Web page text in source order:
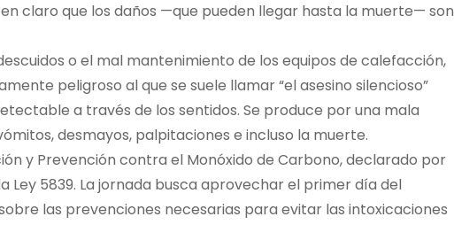
claro que los daños —que pueden llegar hasta la muerte— son
o el mal mantenimiento de los equipos de calefacción,
peligroso al que se suele llamar “el asesino silencioso”
a través de los sentidos. Se produce por una mala
desmayos, palpitaciones e incluso la muerte.
y Prevención contra el Monóxido de Carbono, declarado por
Ley 5839. La jornada busca aprovechar el primer día del
las prevenciones necesarias para evitar las intoxicaciones